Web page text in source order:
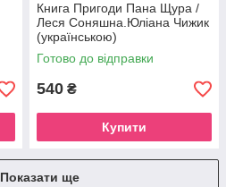
Книга Пригоди Пана Щура /
Леся Соняшна.Юліана Чижик
(українською)
Готово до відправки
540 ₴
Купити
Показати ще